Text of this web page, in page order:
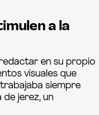
a la
en su propio
visuales que
siempre
de jerez, un